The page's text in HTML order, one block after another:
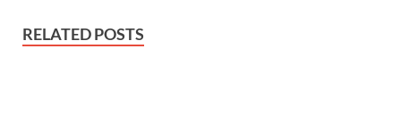
RELATED POSTS